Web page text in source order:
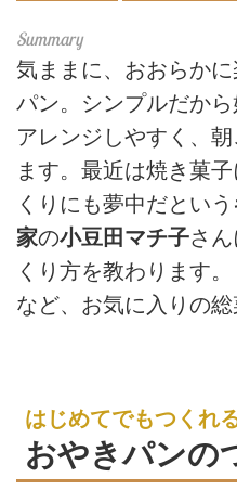
気ままに、おおらか
パン。シンプルだか
アレンジしやすく、
ます。最近は焼き菓
くりにも夢中だという
家の小豆田マチ子さん
くり方を教わります
など、お気に入りの総
はじめてでもつくれ
おやきパンの